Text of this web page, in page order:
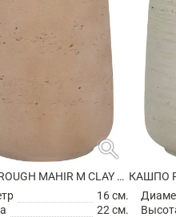
search
КАШПО ROUGH MAHIR M CLAY WASHED
16 см.
22 см.